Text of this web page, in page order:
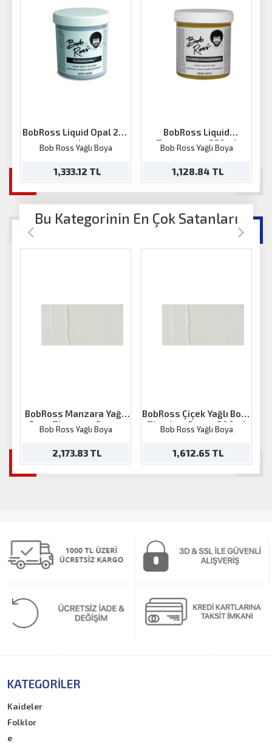
BobRoss Liquid Opal 250
ml
Bob Ross Yağlı Boya
1,333.12 TL
BobRoss Liquid
Trasnparan 250ml
Bob Ross Yağlı Boya
1,128.84 TL
Bu Kategorinin En Çok Satanları
BobRoss Manzara Yağlı
Boya Titanyum Beyaz
200ml
Bob Ross Yağlı Boya
2,173.83 TL
BobRoss Çiçek Yağlı Boya
Titanium Beyaz 200ml
Bob Ross Yağlı Boya
1,612.65 TL
KATEGORILER
Kaideler
Folklor
e